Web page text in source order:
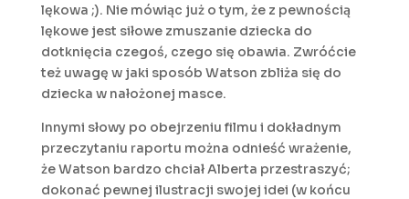
lękowa ;). Nie mówiąc już o tym, że z pewnością
lękowe jest siłowe zmuszanie dziecka do
dotknięcia czegoś, czego się obawia. Zwróćcie
też uwagę w jaki sposób Watson zbliża się do
dziecka w nałożonej masce.
Innymi słowy po obejrzeniu filmu i dokładnym
przeczytaniu raportu można odnieść wrażenie,
że Watson bardzo chciał Alberta przestraszyć;
dokonać pewnej ilustracji swojej idei (w końcu